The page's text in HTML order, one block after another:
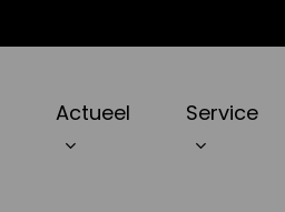
Actueel Service